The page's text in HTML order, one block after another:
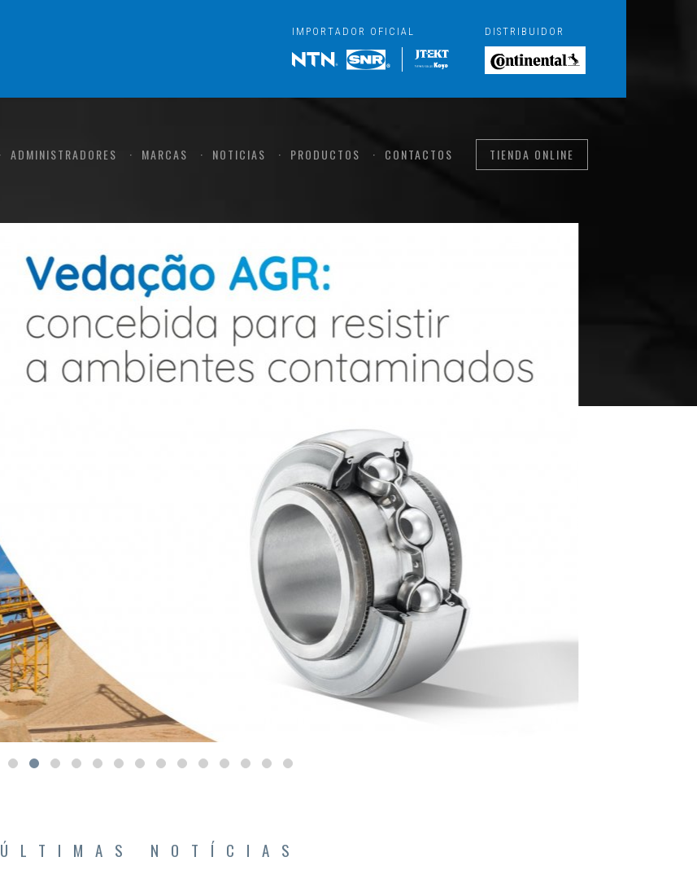
DISTRIBUIDOR
IMPORTADOR OFICIAL
ADMINISTRADORES MARCAS NOTICIAS PRODUCTOS CONTACTOS TIENDA ONLINE
ÚLTIMAS NOTÍCIAS